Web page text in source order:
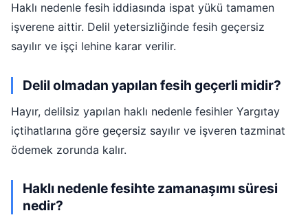
Haklı nedenle fesih iddiasında ispat yükü tamamen
işverene aittir. Delil yetersizliğinde fesih geçersiz
sayılır ve işçi lehine karar verilir.
Delil olmadan yapılan fesih geçerli midir?
Hayır, delilsiz yapılan haklı nedenle fesihler Yargıtay
içtihatlarına göre geçersiz sayılır ve işveren tazminat
ödemek zorunda kalır.
Haklı nedenle fesihte zamanaşımı süresi
nedir?